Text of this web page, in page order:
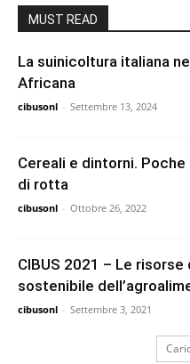
MUST READ
La suinicoltura italiana
Africana
cibusonl - Settembre 13, 2024
Cereali e dintorni.
di rotta
cibusonl - Ottobre 26, 2022
CIBUS 2021 – Le risorse
sostenibile
cibusonl - Settembre 3, 2021